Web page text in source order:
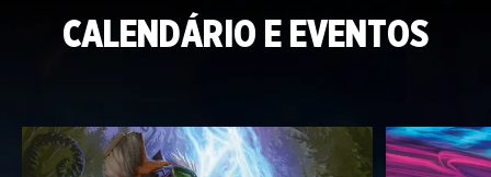
CALENDÁRIO E EVENTOS